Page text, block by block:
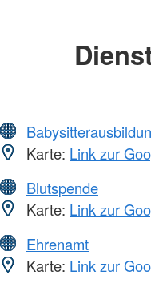
Karte: Link zur
Blutspende
Karte: Link zur
Ehrenamt
Karte: Link zur